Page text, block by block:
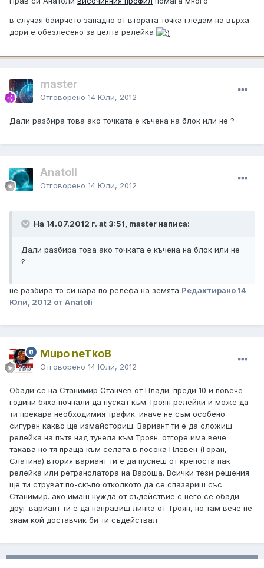
в случая баирчето западно от втората точка гледам на върха
дори е обезлесено за целта релейка
master
Отговорено 14 Юли, 2012
Дали разбира това ако точката е къчена на блок или не ?
Anatoli
Отговорено 14 Юли, 2012
На 14.07.2012 г. at 3:51, master написа:
Дали разбира това ако точката е къчена на блок или не
?
не разбира то си кара по релефа на земята Редактирано 14
Юли, 2012 от Anatoli
Mupo neTkoB
Отговорено 14 Юли, 2012
Обади се на Станимир Станчев от Плади. преди 10 и повече
години бяха почнали да пускат към Троян релейки и може да
ти прекара необходимия трафик. иначе не съм особено
сигурен какво ще измайсториш. Вариант ти е да сложиш
релейка на пътя над тунела към Троян. отгоре има вече
такава но тя праща към селата в посока Плевен (Горан,
Слатина) втория вариант ти е да пуснеш от крепоста пак
релейка или ретранслатора на Вароша. Всички тези решения
ще ти струват по-скъпо отколкото да се спазариш със
Станимир. ако имаш нужда от съдействие с него се обади.
друг вариант ти е да направиш линка от Троян, но там вече не
знам кой доставчик би ти съдействал